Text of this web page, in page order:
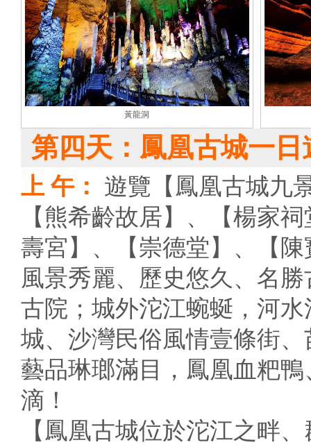
黃龍洞
第四天：鳳凰古城一
上 午：
遊覽【鳳凰古城九
【熊希齡故居】、【楊家
壽宮】、【崇德堂】、【
風景秀麗、歷史悠久、名
古院；城外沱江蜿蜒，河
城、沙灣民俗風情壹條街
藝品琳瑯滿目，鳳凰血粑
滴！
【鳳凰古城位於沱江之畔